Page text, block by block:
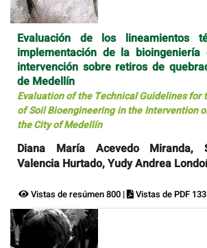
Evaluación de los lineamientos
implementación de la
intervención sobre retiros de
de Medellín
Evaluation of the Technical Guidelines for
of Soil Bioengineering in the Intervention
the City of Medellín
Diana María Acevedo Miranda,
Valencia Hurtado, Yudy Andrea
Vistas de resúmen 800 | Vistas de PDF